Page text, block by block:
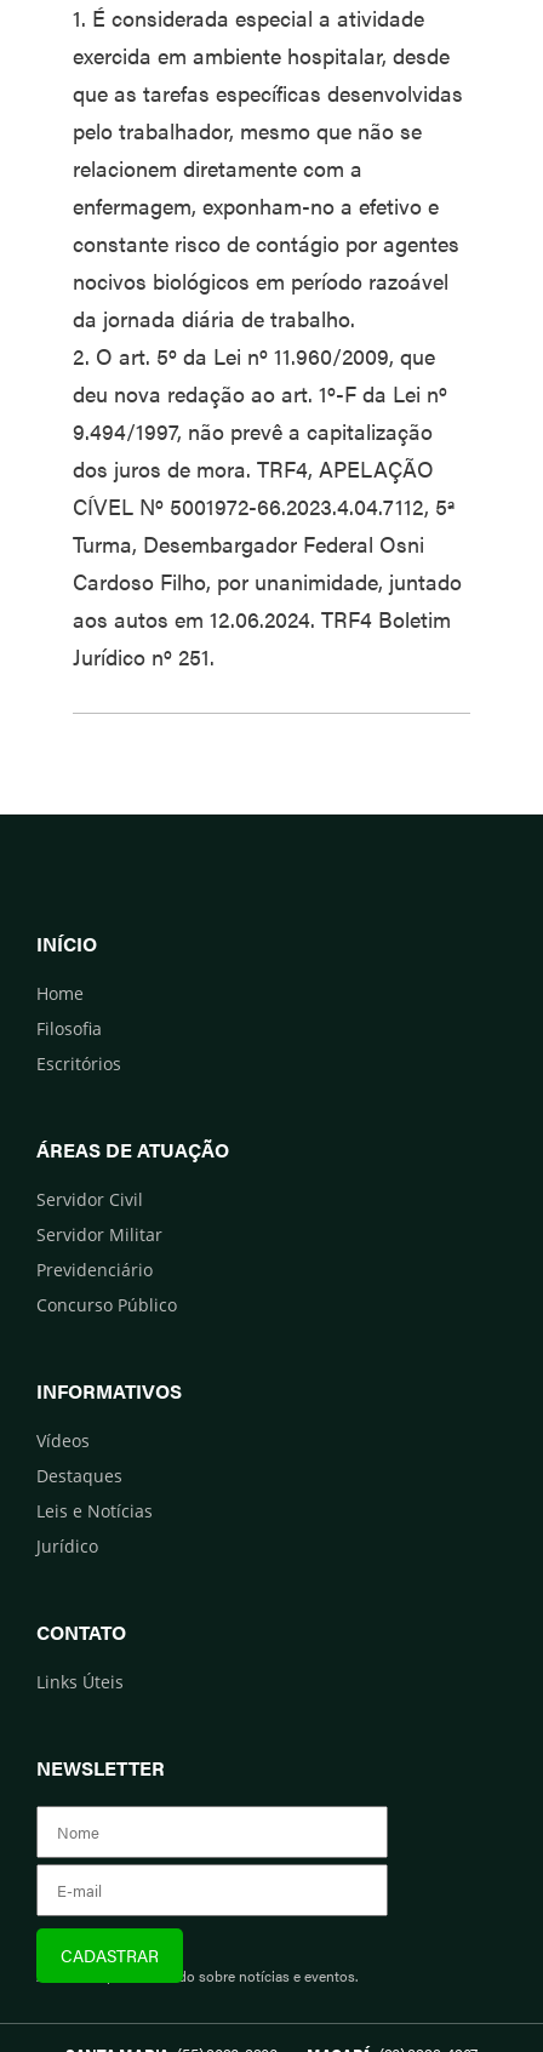
1. É considerada especial a atividade
exercida em ambiente hospitalar, desde
que as tarefas específicas desenvolvidas
pelo trabalhador, mesmo que não se
relacionem diretamente com a
enfermagem, exponham-no a efetivo e
constante risco de contágio por agentes
nocivos biológicos em período razoável
da jornada diária de trabalho.
2. O art. 5º da Lei nº 11.960/2009, que
deu nova redação ao art. 1º-F da Lei nº
9.494/1997, não prevê a capitalização
dos juros de mora. TRF4, APELAÇÃO
CÍVEL Nº 5001972-66.2023.4.04.7112, 5ª
Turma, Desembargador Federal Osni
Cardoso Filho, por unanimidade, juntado
aos autos em 12.06.2024. TRF4 Boletim
Jurídico nº 251.
INÍCIO
Home
Filosofia
Escritórios
ÁREAS DE ATUAÇÃO
Servidor Civil
Servidor Militar
Previdenciário
Concurso Público
INFORMATIVOS
Vídeos
Destaques
Leis e Notícias
Jurídico
CONTATO
Links Úteis
NEWSLETTER
Assine e fique informado sobre notícias e eventos.